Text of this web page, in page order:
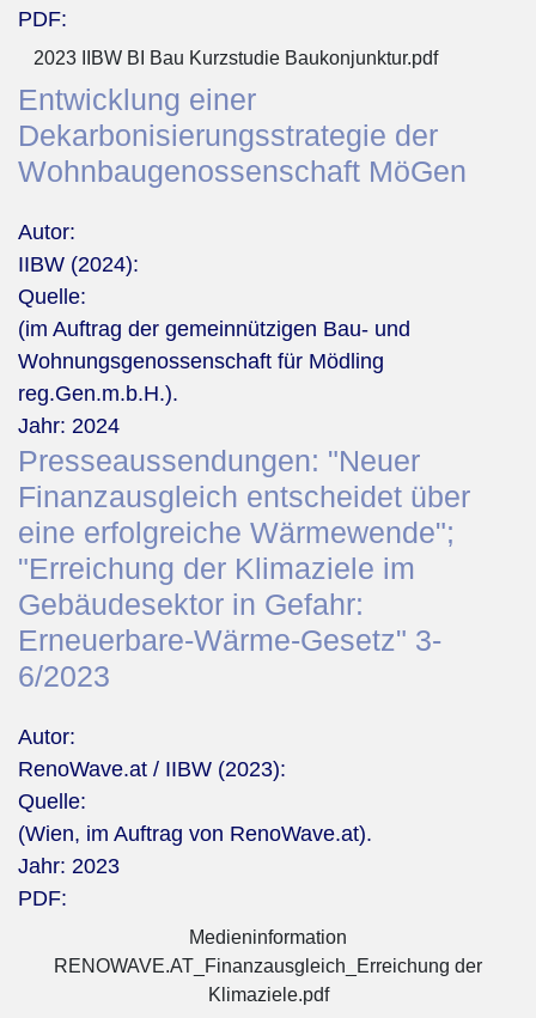
PDF:
2023 IIBW BI Bau Kurzstudie Baukonjunktur.pdf
Entwicklung einer
Dekarbonisierungsstrategie der
Wohnbaugenossenschaft MöGen
Autor:
IIBW (2024):
Quelle:
(im Auftrag der gemeinnützigen Bau- und
Wohnungsgenossenschaft für Mödling
reg.Gen.m.b.H.).
Jahr: 2024
Presseaussendungen: "Neuer
Finanzausgleich entscheidet über
eine erfolgreiche Wärmewende";
"Erreichung der Klimaziele im
Gebäudesektor in Gefahr:
Erneuerbare-Wärme-Gesetz" 3-
6/2023
Autor:
RenoWave.at / IIBW (2023):
Quelle:
(Wien, im Auftrag von RenoWave.at).
Jahr: 2023
PDF:
Medieninformation
RENOWAVE.AT_Finanzausgleich_Erreichung der
Klimaziele.pdf